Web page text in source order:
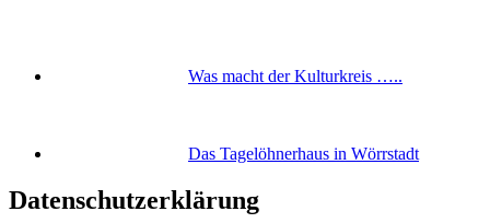
Was macht der Kulturkreis …..
Das Tagelöhnerhaus in Wörrstadt
Datenschutzerklärung